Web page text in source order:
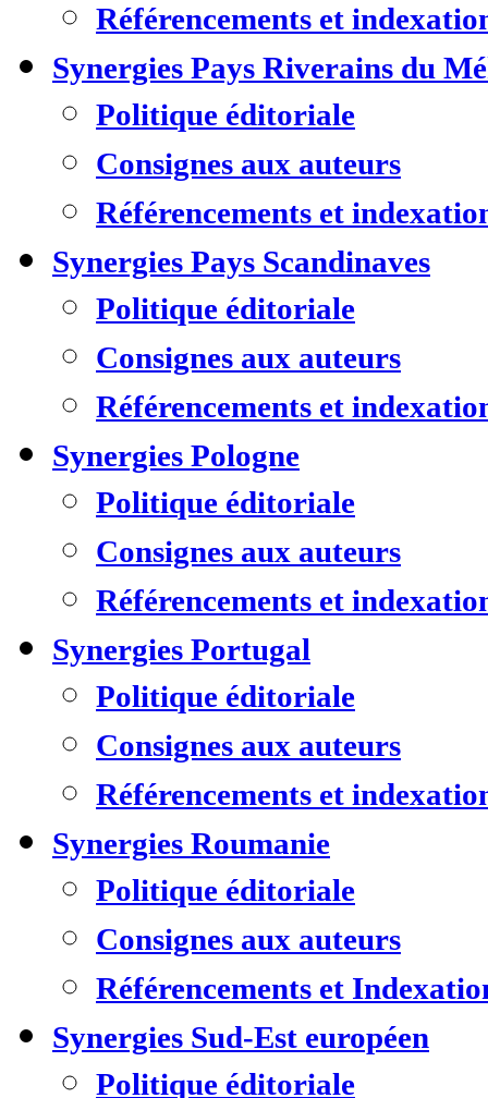
Référencements et
Synergies Pays Riverains du
Politique éditoriale
Consignes aux auteurs
Référencements et
Synergies Pays Scandinaves
Politique éditoriale
Consignes aux auteurs
Référencements et
Synergies Pologne
Politique éditoriale
Consignes aux auteurs
Référencements et
Synergies Portugal
Politique éditoriale
Consignes aux auteurs
Référencements et
Synergies Roumanie
Politique éditoriale
Consignes aux auteurs
Référencements et
Synergies Sud-Est européen
Politique éditoriale